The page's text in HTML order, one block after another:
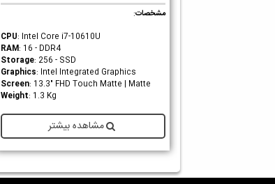
مشخصات:
CPU: Intel Core i7-10610U
RAM: 16 - DDR4
Storage: 256 - SSD
Graphics: Intel Integrated Graphics
Screen: 13.3" FHD Touch Matte | Matte
Weight: 1.3 Kg
مشاهده بیشتر